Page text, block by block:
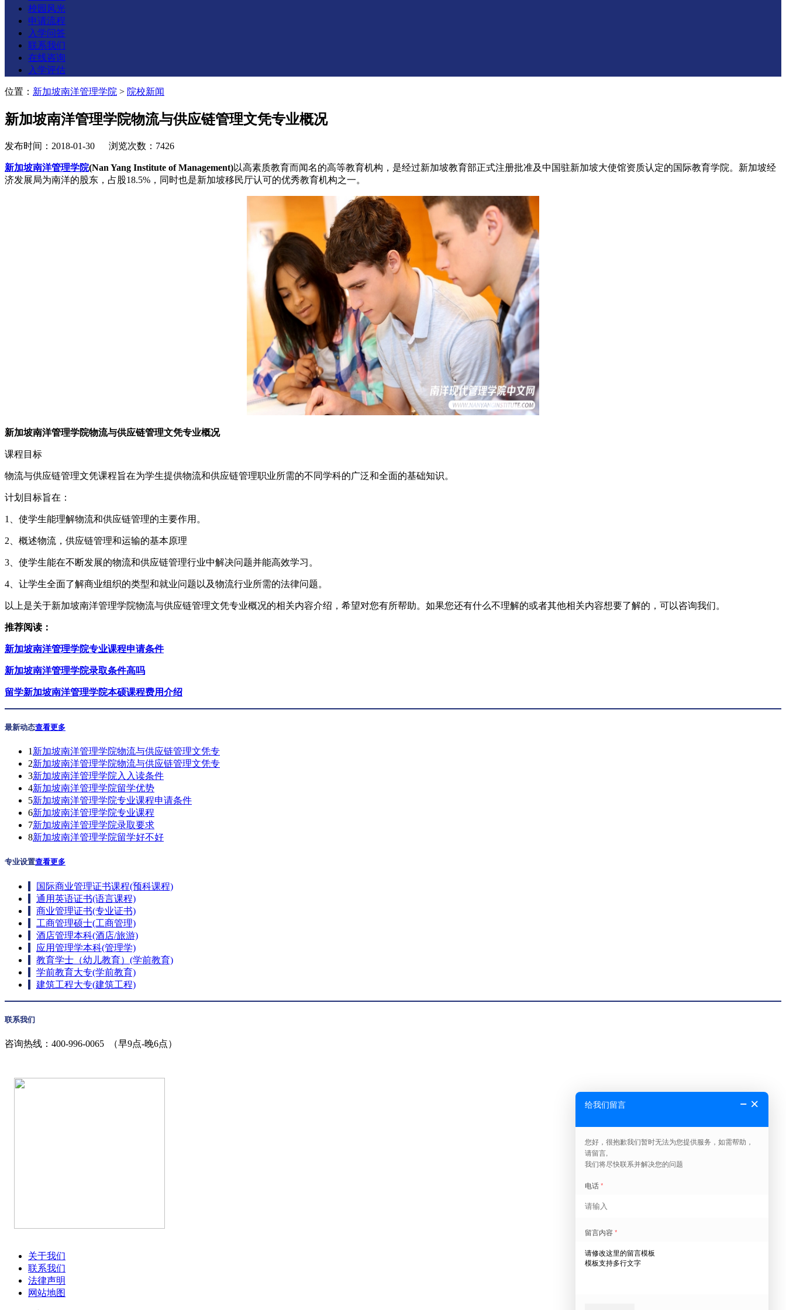
校园风光
申请流程
入学问答
联系我们
在线咨询
入学评估
位置： 新加坡南洋管理学院 > 院校新闻
新加坡南洋管理学院物流与供应链管理文凭专业概况
发布时间：2018-01-30 浏览次数：7426
新加坡南洋管理学院(Nan Yang Institute of Management)以高素质教育而闻名的高等教育机构，是经过新加坡教育部正式注册批准及中国驻新加坡大使馆资质认定的国际教育学院。新加坡经
济发展局为南洋的股东，占股18.5%，同时也是新加坡移民厅认可的优秀教育机构之一。
新加坡南洋管理学院物流与供应链管理文凭专业概况
课程目标
物流与供应链管理文凭课程旨在为学生提供物流和供应链管理职业所需的不同学科的广泛和全面的基础知识。
计划目标旨在：
1、使学生能理解物流和供应链管理的主要作用。
2、概述物流，供应链管理和运输的基本原理
3、使学生能在不断发展的物流和供应链管理行业中解决问题并能高效学习。
4、让学生全面了解商业组织的类型和就业问题以及物流行业所需的法律问题。
以上是关于新加坡南洋管理学院物流与供应链管理文凭专业概况的相关内容介绍，希望对您有所帮助。如果您还有什么不理解的或者其他相关内容想要了解的，可以咨询我们。
推荐阅读：
新加坡南洋管理学院专业课程申请条件
新加坡南洋管理学院录取条件高吗
留学新加坡南洋管理学院本硕课程费用介绍
最新动态查看更多
1 新加坡南洋管理学院物流与供应链管理文凭专
2新加坡南洋管理学院物流与供应链管理文凭专
3新加坡南洋管理学院入入读条件
4新加坡南洋管理学院留学优势
5新加坡南洋管理学院专业课程申请条件
6新加坡南洋管理学院专业课程
7新加坡南洋管理学院录取要求
8新加坡南洋管理学院留学好不好
专业设置查看更多
国际商业管理证书课程(预科课程)
通用英语证书(语言课程)
商业管理证书(专业证书)
工商管理硕士(工商管理)
酒店管理本科(酒店/旅游)
应用管理学本科(管理学)
教育学士（幼儿教育）(学前教育)
学前教育大专(学前教育)
建筑工程大专(建筑工程)
联系我们
咨询热线： 400-996-0065 （早9点-晚6点）
关于我们
联系我们
法律声明
网站地图